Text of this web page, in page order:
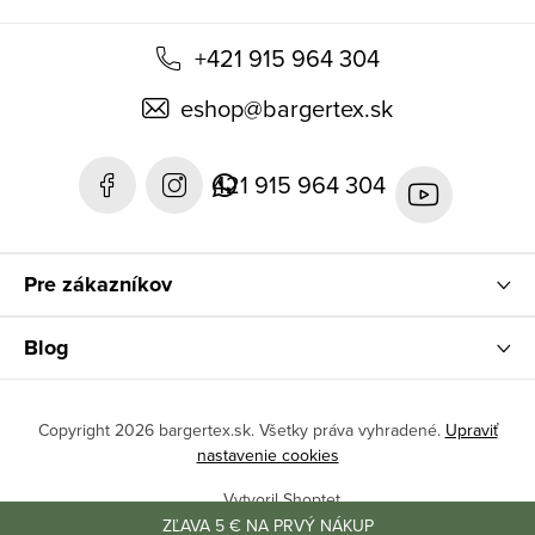
+421 915 964 304
eshop@bargertex.sk
421 915 964 304
Pre zákazníkov
Blog
Vytvoril Shoptet
Copyright 2026 bargertex.sk. Všetky práva vyhradené. Upraviť
nastavenie cookies
ZĽAVA 5 € NA PRVÝ NÁKUP